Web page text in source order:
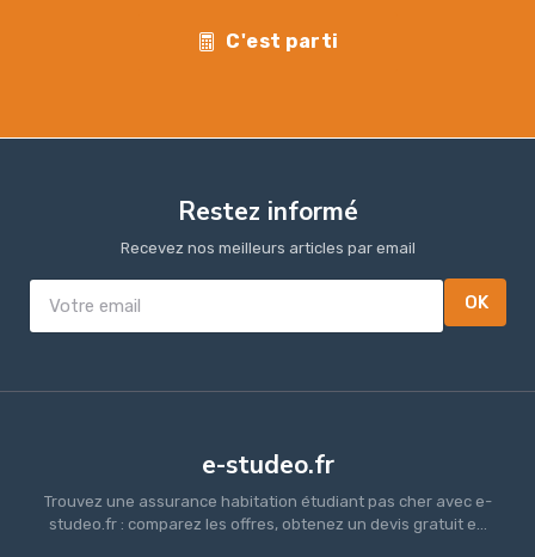
C'est parti
Restez informé
Recevez nos meilleurs articles par email
OK
e-studeo.fr
Trouvez une assurance habitation étudiant pas cher avec e-
studeo.fr : comparez les offres, obtenez un devis gratuit e...